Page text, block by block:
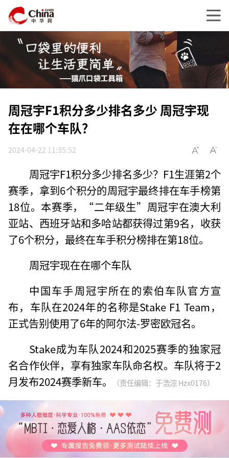
周冠宇F1积分多少排名多少 周冠宇现
在在哪个车队？
2024-04-22 11:35:52
周冠宇F1积分多少排名多少？F1生涯第2个
赛季，拿到6个积分的周冠宇最终排在车手榜第
18位。本赛季，“二年级生”周冠宇在澳大利
亚站、西班牙站和多哈站都获得过第9名，收获
了6个积分，最终在车手积分榜排在第18位。
周冠宇现在在哪个车队
中国车手周冠宇所在的索伯车队官方宣
布，车队在2024年的名称是Stake F1 Team，
正式告别使用了6年的阿尔法-罗密欧冠名。
Stake成为车队2024和2025赛季的独家冠
名合作伙伴，享有独家车队命名权。车队将于2
月发布2024赛季新车。
（责任编辑：于浩淙 Hzx0176）